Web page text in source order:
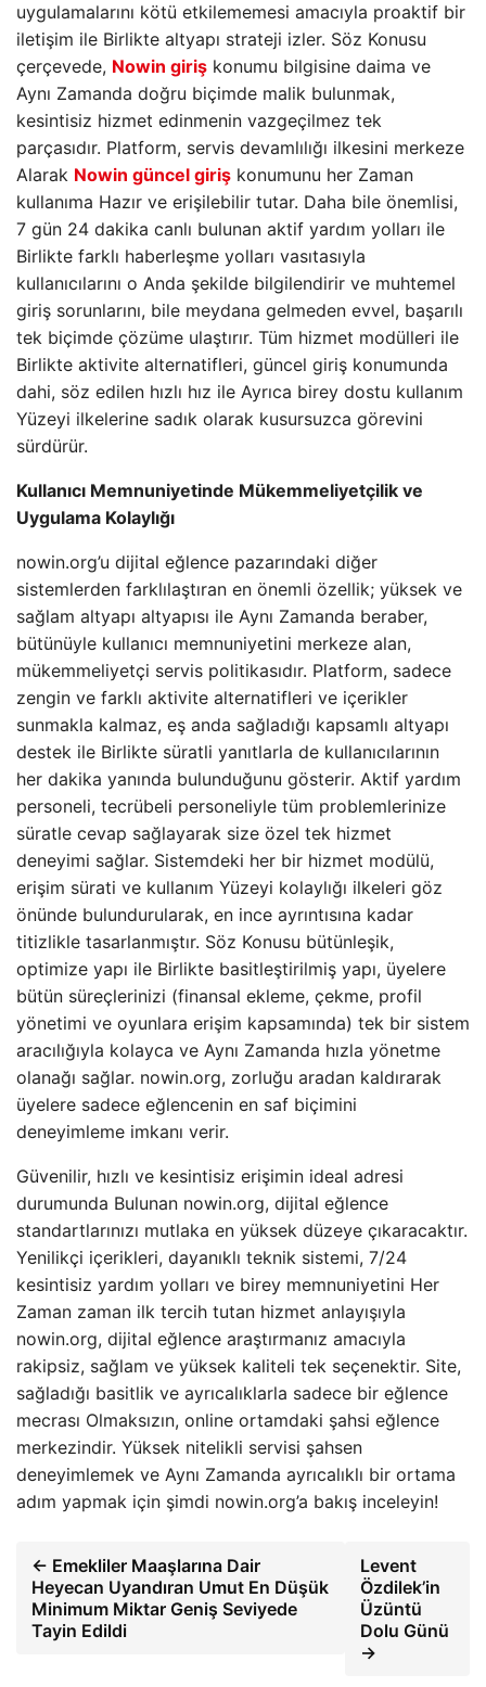
uygulamalarını kötü etkilememesi amacıyla proaktif bir
iletişim ile Birlikte altyapı strateji izler. Söz Konusu
çerçevede, Nowin giriş konumu bilgisine daima ve
Aynı Zamanda doğru biçimde malik bulunmak,
kesintisiz hizmet edinmenin vazgeçilmez tek
parçasıdır. Platform, servis devamlılığı ilkesini merkeze
Alarak Nowin güncel giriş konumunu her Zaman
kullanıma Hazır ve erişilebilir tutar. Daha bile önemlisi,
7 gün 24 dakika canlı bulunan aktif yardım yolları ile
Birlikte farklı haberleşme yolları vasıtasıyla
kullanıcılarını o Anda şekilde bilgilendirir ve muhtemel
giriş sorunlarını, bile meydana gelmeden evvel, başarılı
tek biçimde çözüme ulaştırır. Tüm hizmet modülleri ile
Birlikte aktivite alternatifleri, güncel giriş konumunda
dahi, söz edilen hızlı hız ile Ayrıca birey dostu kullanım
Yüzeyi ilkelerine sadık olarak kusursuzca görevini
sürdürür.
Kullanıcı Memnuniyetinde Mükemmeliyetçilik ve
Uygulama Kolaylığı
nowin.org’u dijital eğlence pazarındaki diğer
sistemlerden farklılaştıran en önemli özellik; yüksek ve
sağlam altyapı altyapısı ile Aynı Zamanda beraber,
bütünüyle kullanıcı memnuniyetini merkeze alan,
mükemmeliyetçi servis politikasıdır. Platform, sadece
zengin ve farklı aktivite alternatifleri ve içerikler
sunmakla kalmaz, eş anda sağladığı kapsamlı altyapı
destek ile Birlikte süratli yanıtlarla de kullanıcılarının
her dakika yanında bulunduğunu gösterir. Aktif yardım
personeli, tecrübeli personeliyle tüm problemlerinize
süratle cevap sağlayarak size özel tek hizmet
deneyimi sağlar. Sistemdeki her bir hizmet modülü,
erişim sürati ve kullanım Yüzeyi kolaylığı ilkeleri göz
önünde bulundurularak, en ince ayrıntısına kadar
titizlikle tasarlanmıştır. Söz Konusu bütünleşik,
optimize yapı ile Birlikte basitleştirilmiş yapı, üyelere
bütün süreçlerinizi (finansal ekleme, çekme, profil
yönetimi ve oyunlara erişim kapsamında) tek bir sistem
aracılığıyla kolayca ve Aynı Zamanda hızla yönetme
olanağı sağlar. nowin.org, zorluğu aradan kaldırarak
üyelere sadece eğlencenin en saf biçimini
deneyimleme imkanı verir.
Güvenilir, hızlı ve kesintisiz erişimin ideal adresi
durumunda Bulunan nowin.org, dijital eğlence
standartlarınızı mutlaka en yüksek düzeye çıkaracaktır.
Yenilikçi içerikleri, dayanıklı teknik sistemi, 7/24
kesintisiz yardım yolları ve birey memnuniyetini Her
Zaman zaman ilk tercih tutan hizmet anlayışıyla
nowin.org, dijital eğlence araştırmanız amacıyla
rakipsiz, sağlam ve yüksek kaliteli tek seçenektir. Site,
sağladığı basitlik ve ayrıcalıklarla sadece bir eğlence
mecrası Olmaksızın, online ortamdaki şahsi eğlence
merkezindir. Yüksek nitelikli servisi şahsen
deneyimlemek ve Aynı Zamanda ayrıcalıklı bir ortama
adım yapmak için şimdi nowin.org’a bakış inceleyin!
← Emekliler Maaşlarına Dair
Heyecan Uyandıran Umut En Düşük
Minimum Miktar Geniş Seviyede
Tayin Edildi
Levent
Özdilek’in
Üzüntü
Dolu Günü
→